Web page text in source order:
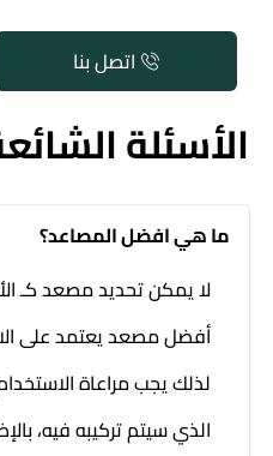
اتصل بنا
الأسئلة الشائعة
ما هي افضل المصاعد؟
لا يمكن تحديد مصعد كـ
أفضل مصعد يعتمد على
لذلك يجب مراعاة
الذي سيتم تركيبه فيه،